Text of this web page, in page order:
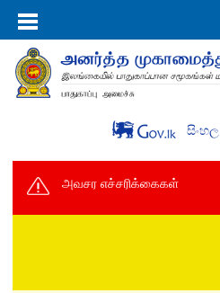
සිංහල
அவசர எச்சரிக்கைகள்